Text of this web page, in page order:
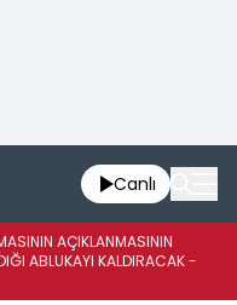
Canlı
AÇIKLANMASININ
ABLUKAYI KALDIRACAK -